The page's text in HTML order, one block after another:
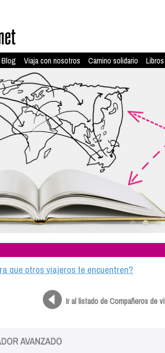
Blog Viaja con nosotros Camino solidario Libros
que otros viajeros te encuentren?
Ir al listado de Compañeros de